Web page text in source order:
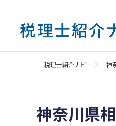
税理士紹介ナビ 神
神奈川県